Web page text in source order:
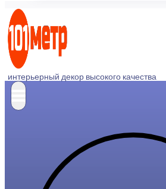
интерьерный декор высокого качества